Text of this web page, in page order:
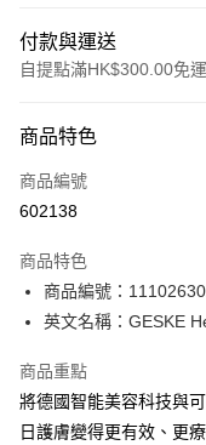
付款與運送
自提點滿HK$300.00免
信用卡
Apple Pay
PayMe
WeChat Pay
BoC Pay
送貨方式
商品特色
商品編號
602138
商品特色
商品編號：
英文名稱：GESKE
商品重點
將德國智能美容科技與
日護膚變得更有效、更